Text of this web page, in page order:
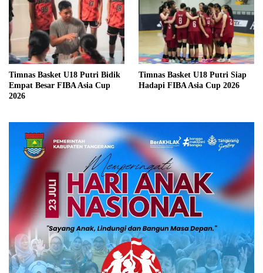
Timnas Basket U18 Putri Bidik
Empat Besar FIBA Asia Cup
2026
Timnas Basket U18 Putri Siap
Hadapi FIBA Asia Cup 2026